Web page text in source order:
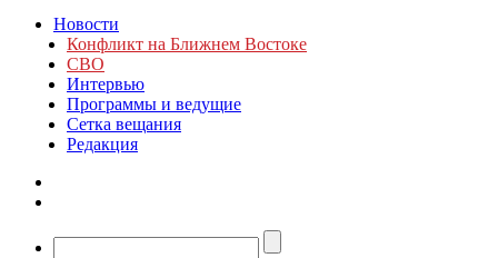
Новости
Конфликт на Ближнем Востоке
СВО
Интервью
Программы и ведущие
Сетка вещания
Редакция